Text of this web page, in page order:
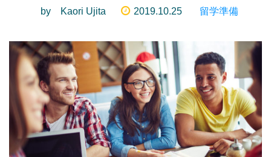
by Kaori Ujita 2019.10.25 留学準備